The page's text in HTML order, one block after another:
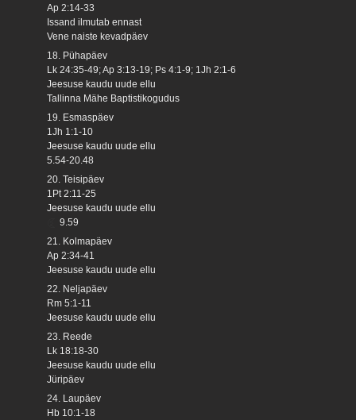
Ap 2:14-33
Issand ilmutab ennast
Vene naiste kevadpäev
18. Pühapäev
Lk 24:35-49; Ap 3:13-19; Ps 4:1-9; 1Jh 2:1-6
Jeesuse kaudu uude ellu
Tallinna Mähe Baptistikogudus
19. Esmaspäev
1Jh 1:1-10
Jeesuse kaudu uude ellu
5.54-20.48
20. Teisipäev
1Pt 2:11-25
Jeesuse kaudu uude ellu
9.59
21. Kolmapäev
Ap 2:34-41
Jeesuse kaudu uude ellu
22. Neljapäev
Rm 5:1-11
Jeesuse kaudu uude ellu
23. Reede
Lk 18:18-30
Jeesuse kaudu uude ellu
Jüripäev
24. Laupäev
Hb 10:1-18